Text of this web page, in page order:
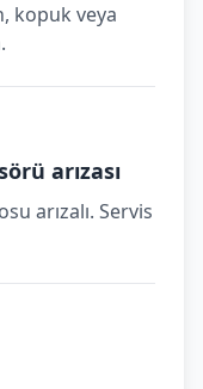
kopuk veya
arızası
arızalı. Servis